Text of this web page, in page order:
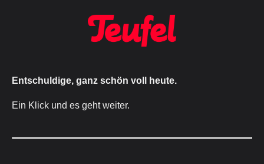
Entschuldige, ganz schön voll heute.
Ein Klick und es geht weiter.